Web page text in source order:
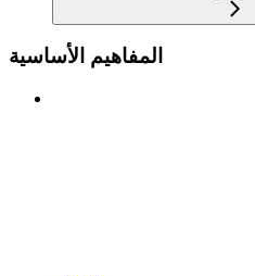
المفاهيم الأساسية